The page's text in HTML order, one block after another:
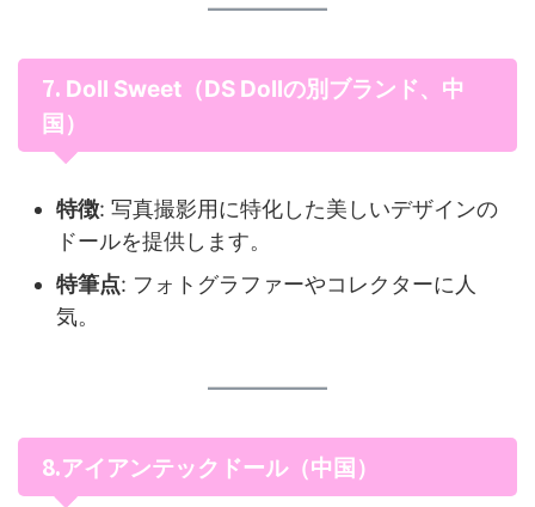
7. Doll Sweet（DS Dollの別ブランド、中
国）
特徴: 写真撮影用に特化した美しいデザインの
ドールを提供します。
特筆点: フォトグラファーやコレクターに人
気。
8.アイアンテックドール（中国）